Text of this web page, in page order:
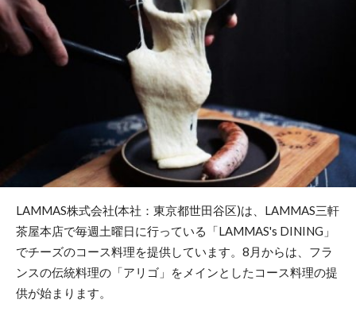
LAMMAS株式会社(本社：東京都世田谷区)は、LAMMAS三軒
茶屋本店で毎週土曜日に行っている「LAMMAS's DINING」
でチーズのコース料理を提供しています。8月からは、フラ
ンスの伝統料理の「アリゴ」をメインとしたコース料理の提
供が始まります。